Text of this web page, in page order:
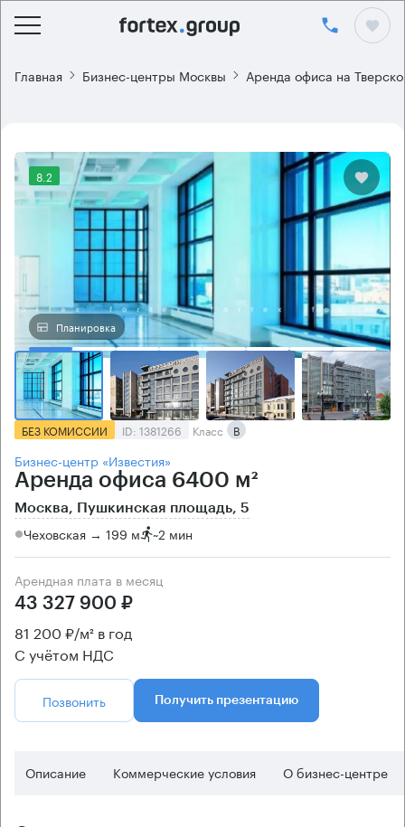
Главная Бизнес-центры Москвы Аренда офиса на
8.2
Планировка
БЕЗ КОМИССИИ ID: 1381266 Класс B
Бизнес-центр «Известия»
Аренда офиса 6400 м²
Москва, Пушкинская площадь, 5
Чеховская → 199 м ~2 мин
Арендная плата в месяц
43 327 900 ₽
81 200 ₽/м² в год
С учётом НДС
Позвонить Получить презентацию
Описание Коммерческие условия О бизнес-центре